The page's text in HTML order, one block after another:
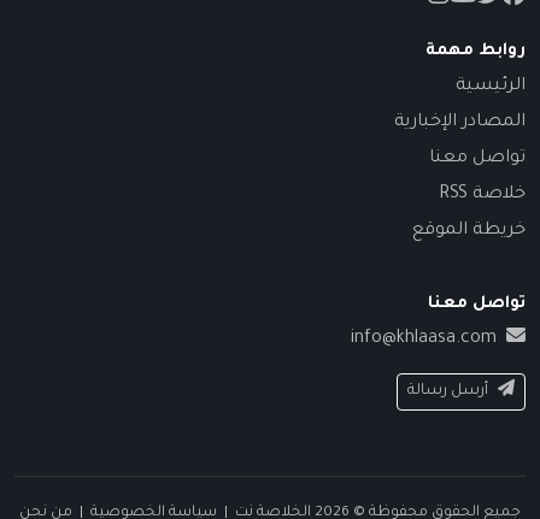
روابط مهمة
الرئيسية
المصادر الإخبارية
تواصل معنا
خلاصة RSS
خريطة الموقع
تواصل معنا
info@khlaasa.com
أرسل رسالة
جميع الحقوق محفوظة © 2026 الخلاصة نت | سياسة الخصوصية من نحن